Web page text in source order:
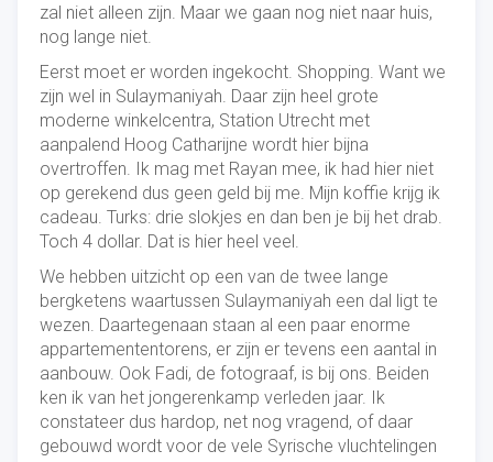
zal niet alleen zijn. Maar we gaan nog niet naar huis,
nog lange niet.
Eerst moet er worden ingekocht. Shopping. Want we
zijn wel in Sulaymaniyah. Daar zijn heel grote
moderne winkelcentra, Station Utrecht met
aanpalend Hoog Catharijne wordt hier bijna
overtroffen. Ik mag met Rayan mee, ik had hier niet
op gerekend dus geen geld bij me. Mijn koffie krijg ik
cadeau. Turks: drie slokjes en dan ben je bij het drab.
Toch 4 dollar. Dat is hier heel veel.
We hebben uitzicht op een van de twee lange
bergketens waartussen Sulaymaniyah een dal ligt te
wezen. Daartegenaan staan al een paar enorme
appartemententorens, er zijn er tevens een aantal in
aanbouw. Ook Fadi, de fotograaf, is bij ons. Beiden
ken ik van het jongerenkamp verleden jaar. Ik
constateer dus hardop, net nog vragend, of daar
gebouwd wordt voor de vele Syrische vluchtelingen